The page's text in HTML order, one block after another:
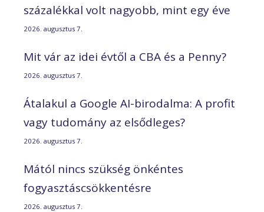
százalékkal volt nagyobb, mint egy éve
2026. augusztus 7.
Mit vár az idei évtől a CBA és a Penny?
2026. augusztus 7.
Átalakul a Google AI-birodalma: A profit
vagy tudomány az elsődleges?
2026. augusztus 7.
Mától nincs szükség önkéntes
fogyasztáscsökkentésre
2026. augusztus 7.